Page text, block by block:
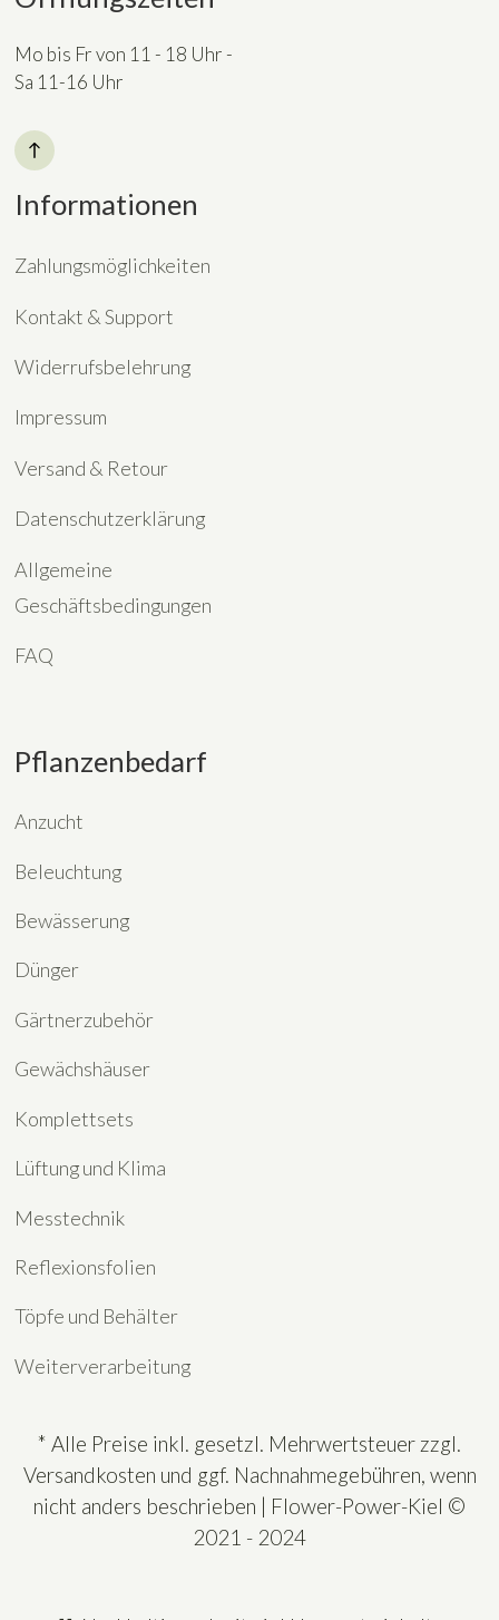
Mo bis Fr von 11 - 18 Uhr -
Sa 11-16 Uhr
Informationen
Zahlungsmöglichkeiten
Kontakt & Support
Widerrufsbelehrung
Impressum
Versand & Retour
Datenschutzerklärung
Allgemeine
Geschäftsbedingungen
FAQ
Pflanzenbedarf
Anzucht
Beleuchtung
Bewässerung
Dünger
Gärtnerzubehör
Gewächshäuser
Komplettsets
Lüftung und Klima
Messtechnik
Reflexionsfolien
Töpfe und Behälter
Weiterverarbeitung
* Alle Preise inkl. gesetzl. Mehrwertsteuer zzgl.
Versandkosten und ggf. Nachnahmegebühren, wenn
nicht anders beschrieben | Flower-Power-Kiel ©
2021 - 2024